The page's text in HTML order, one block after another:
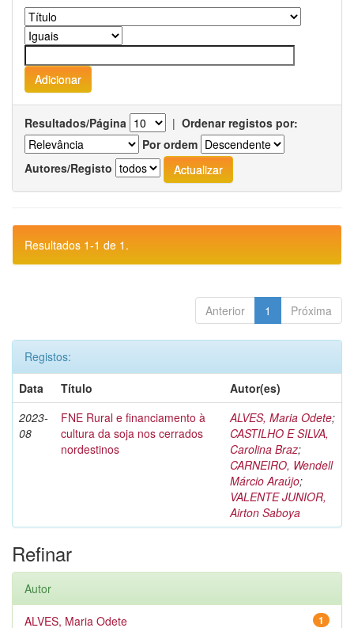
Resultados/Página | Ordenar registos por:
Por ordem
Autores/Registo
Resultados 1-1 de 1.
Anterior 1 Próxima
Registos:
Data
Título
Autor(es)
2023-
08
FNE Rural e financiamento à
cultura da soja nos cerrados
nordestinos
ALVES, Maria Odete;
CASTILHO E SILVA,
Carolina Braz;
CARNEIRO, Wendell
Márcio Araújo;
VALENTE JUNIOR,
Airton Saboya
Refinar
Autor
1
ALVES, Maria Odete